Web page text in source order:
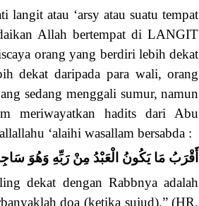
atau ‘arsy atau suatu tempat
Allah bertempat di LANGIT
orang yang berdiri lebih dekat
dekat daripada para wali, orang
sedang menggali sumur, namun
meriwayatkan hadits dari Abu
‘alaihi wasallam bersabda :
أَقْرَبُ مَا يَكُونُ الْعَبْدُ مِنْ رَبِّهِ وَهُوَ
dekat dengan Rabbnya adalah
doa (ketika sujud).” (HR.